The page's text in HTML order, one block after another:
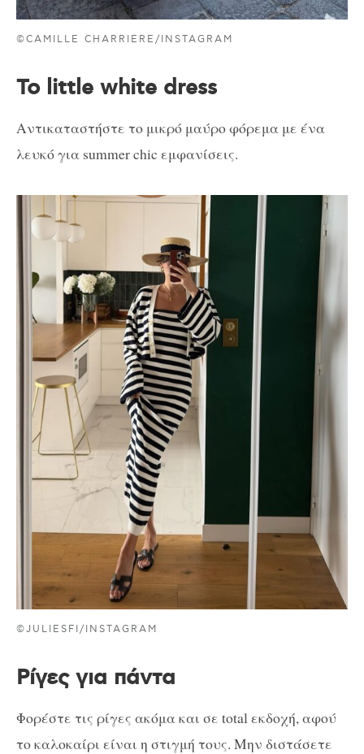
©CAMILLE CHARRIERE/INSTAGRAM
To little white dress
Αντικαταστήστε το μικρό μαύρο φόρεμα με ένα
λευκό για summer chic εμφανίσεις.
©JULIESFI/INSTAGRAM
Ρίγες για πάντα
Φορέστε τις ρίγες ακόμα και σε total εκδοχή, αφού
το καλοκαίρι είναι η στιγμή τους. Μην διστάσετε